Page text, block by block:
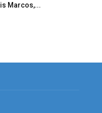
Marcos,...